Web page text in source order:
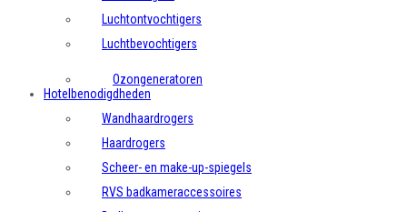
Luchtontvochtigers
Luchtbevochtigers
Ozongeneratoren
Hotelbenodigdheden
Wandhaardrogers
Haardrogers
Scheer- en make-up-spiegels
RVS badkameraccessoires